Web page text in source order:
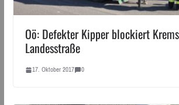
Oö: Defekter Kipper blockiert
Landesstraße
17. Oktober 2017 0